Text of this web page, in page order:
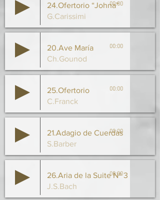
24.Ofertorio “Johna”
G.Carissimi
00:00
20.Ave María
Ch.Gounod
00:00
25.Ofertorio
C.Franck
00:00
21.Adagio de Cuerdas
S.Barber
00:00
26.Aria de la Suite Nº 3 en Re
J.S.Bach
00:00